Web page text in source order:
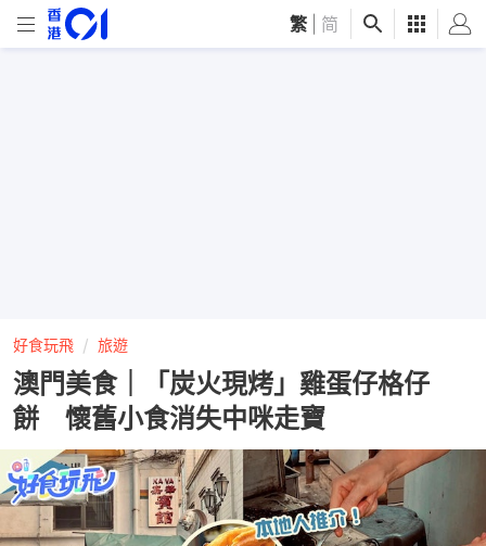
繁 简
好食玩飛 旅遊
澳門美食｜「炭火現烤」雞蛋仔格仔
餅 懷舊小食消失中咪走寶